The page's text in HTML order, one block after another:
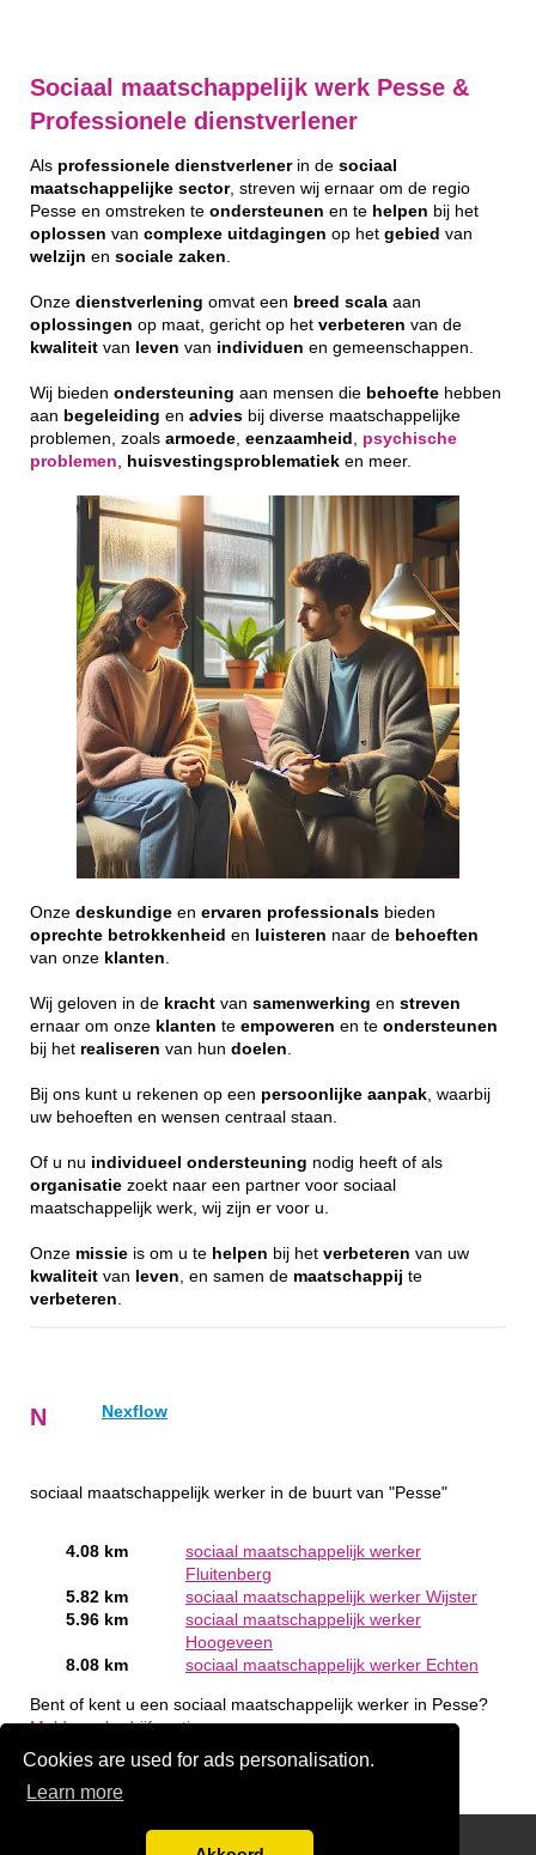
Cookies are used for ads personalisation.
Learn more
Sociaal maatschappelijk werk Pesse &
Professionele dienstverlener
Als professionele dienstverlenerin de sociaal
maatschappelijke sector, streven wij ernaar om de regio
Pesse en omstreken te ondersteunen en te helpen bij het
oplossen van complexe uitdagingen op het gebied van
welzijn en sociale zaken
Onze dienstverlening omvat een breed scala aan
oplossingen op maat, gericht op het verbeteren van de
kwaliteit van leven van individuen en gemeenschappen.
Wij bieden ondersteuning aan mensen die behoefte hebben
aan begeleiding en advies bij diverse maatschappelijke
problemen, zoals armoede eenzaamheid
psychische
problemen
huisvestingsproblematiek en meer.
Onze deskundige en ervaren professionals bieden
oprechte betrokkenheid en luisteren naar de behoeften
van onze klanten
Wij geloven in de kracht van samenwerking en streven
ernaar om onze klanten te empoweren en te ondersteunen
bij het realiseren van hun doelen
Bij ons kunt u rekenen op een persoonlijke aanpak , waarbij
uw behoeften en wensen centraal staan.
Of u nu individueel ondersteuning nodig heeft of als
organisatie zoekt naar een partner voor sociaal
maatschappelijk werk, wij zijn er voor u.
Onze missie is om u te helpen bij het verbeteren van uw
kwaliteit van leven , en samen de maatschappij te
verbeteren
N Nexflow
sociaal maatschappelijk werker in de buurt van "Pesse"
4.08 km
sociaal maatschappelijk werker
Fluitenberg
5.82 km
sociaal maatschappelijk werker Wijster
5.96 km
sociaal maatschappelijk werker
Hoogeveen
8.08 km
sociaal maatschappelijk werker Echten
Bent of kent u een sociaal maatschappelijk werker in Pesse?
Meld een bedrijf gratis aan